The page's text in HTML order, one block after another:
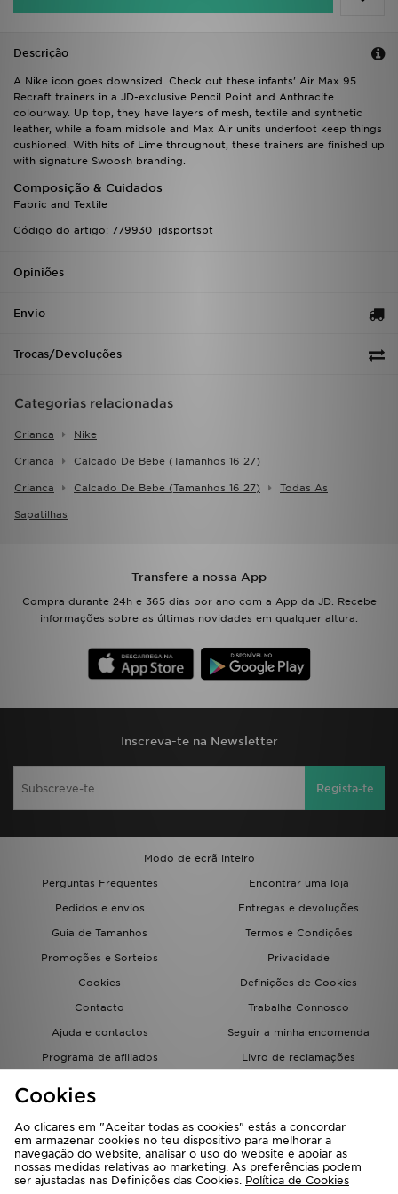
Descrição
A Nike icon goes downsized. Check out these infants' Air Max 95
Recraft trainers in a JD-exclusive Pencil Point and Anthracite
colourway. Up top, they have layers of mesh, textile and synthetic
leather, while a foam midsole and Max Air units underfoot keep things
cushioned. With hits of Lime throughout, these trainers are finished up
with signature Swoosh branding.
Composição & Cuidados
Fabric and Textile
Código do artigo: 779930_jdsportspt
Opiniões
Envio
Trocas/Devoluções
Categorias relacionadas
Crianca Nike
Crianca Calcado De Bebe (tamanhos 16 27)
Crianca Calcado De Bebe (tamanhos 16 27) Todas As
Sapatilhas
Transfere a nossa App
Compra durante 24h e 365 dias por ano com a App da JD. Recebe
informações sobre as últimas novidades em qualquer altura.
Inscreva-te na Newsletter
Regista-te
Modo de ecrã inteiro
Perguntas Frequentes
Encontrar uma loja
Pedidos e envios
Entregas e devoluções
Guia de Tamanhos
Termos e Condições
Promoções e Sorteios
Privacidade
Cookies
Definições de Cookies
Contacto
Trabalha Connosco
Ajuda e contactos
Seguir a minha encomenda
Programa de afiliados
Livro de reclamações
Cookies
Ao clicares em "Aceitar todas as cookies" estás a concordar
em armazenar cookies no teu dispositivo para melhorar a
navegação do website, analisar o uso do website e apoiar as
nossas medidas relativas ao marketing. As preferências podem
ser ajustadas nas Definições das Cookies. Política de Cookies